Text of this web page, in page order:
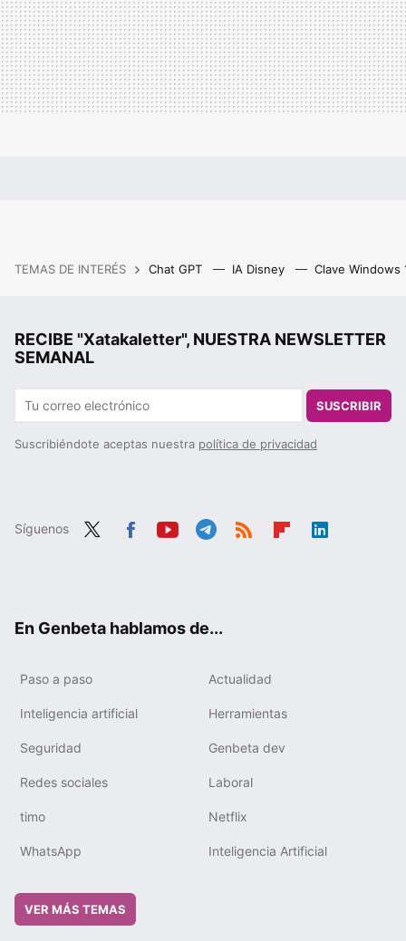
TEMAS DE INTERÉS Chat GPT IA Disney Clave Windows
RECIBE "Xatakaletter", NUESTRA NEWSLETTER
SEMANAL
SUSCRIBIR
Suscribiéndote aceptas nuestra política de privacidad
Síguenos
En Genbeta hablamos de...
Paso a paso Actualidad
Inteligencia artificial Herramientas
Seguridad Genbeta dev
Redes sociales Laboral
timo Netflix
WhatsApp Inteligencia Artificial
VER MÁS TEMAS